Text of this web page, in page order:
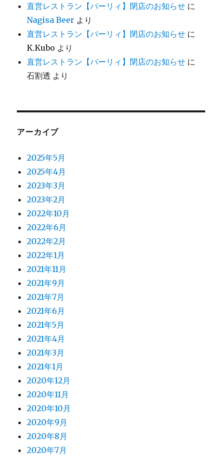
直営レストラン【バーリィ】閉店のお知らせ に
Nagisa Beer より
直営レストラン【バーリィ】閉店のお知らせ に
K.Kubo より
直営レストラン【バーリィ】閉店のお知らせ に
石割透 より
アーカイブ
2025年5月
2025年4月
2023年3月
2023年2月
2022年10月
2022年6月
2022年2月
2022年1月
2021年11月
2021年9月
2021年7月
2021年6月
2021年5月
2021年4月
2021年3月
2021年1月
2020年12月
2020年11月
2020年10月
2020年9月
2020年8月
2020年7月